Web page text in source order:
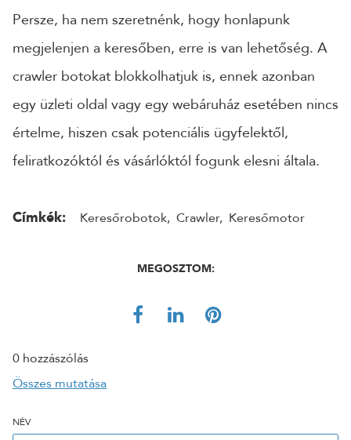
Persze, ha nem szeretnénk, hogy honlapunk
megjelenjen a keresőben, erre is van lehetőség. A
crawler botokat blokkolhatjuk is, ennek azonban
egy üzleti oldal vagy egy webáruház esetében nincs
értelme, hiszen csak potenciális ügyfelektől,
feliratkozóktól és vásárlóktól fogunk elesni általa.
Címkék: Keresőrobotok, Crawler, Keresőmotor
MEGOSZTOM:
0 hozzászólás
Összes mutatása
NÉV